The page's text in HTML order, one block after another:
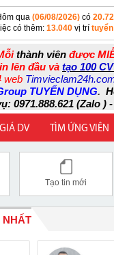
qua (06/08/2026) có
có thêm: 13.040 vị trí
thành viên được
lên đầu và tạo 100
web
TUYỂN DỤNG.
0971.888.621 (Zalo )
DV TÌM ỨNG VIÊN
Tạo tin mới
NHẤT